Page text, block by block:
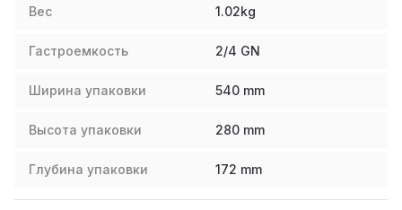
Вес 1.02kg
Гастроемкость 2/4 GN
Ширина упаковки 540 mm
Высота упаковки 280 mm
Глубина упаковки 172 mm